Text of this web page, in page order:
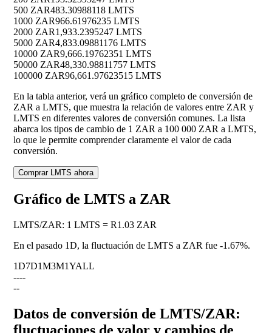
500 ZAR483.30988118 LMTS
1000 ZAR966.61976235 LMTS
2000 ZAR1,933.2395247 LMTS
5000 ZAR4,833.09881176 LMTS
10000 ZAR9,666.19762351 LMTS
50000 ZAR48,330.98811757 LMTS
100000 ZAR96,661.97623515 LMTS
En la tabla anterior, verá un gráfico completo de conversión de
ZAR a LMTS, que muestra la relación de valores entre ZAR y
LMTS en diferentes valores de conversión comunes. La lista
abarca los tipos de cambio de 1 ZAR a 100 000 ZAR a LMTS,
lo que le permite comprender claramente el valor de cada
conversión.
Comprar LMTS ahora
Gráfico de LMTS a ZAR
LMTS/ZAR: 1 LMTS = R1.03 ZAR
En el pasado 1D, la fluctuación de LMTS a ZAR fue -1.67%.
1D7D1M3M1YALL
----
--
Datos de conversión de LMTS/ZAR: